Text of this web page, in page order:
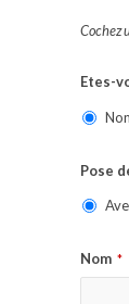
Cochez
Etes-
Non
Pose
Nom *